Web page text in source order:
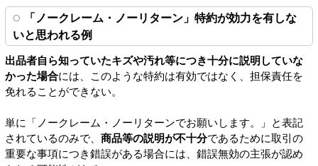
「ノークレーム・ノーリターン」特約が効力を有しな
いと思われる例
出品者自ら知っていたキズや汚れ等につき十分に説明していな
かった場合には、このような特約は有効ではなく、担保責任を
免れることができない。
単に「ノークレーム・ノーリターンでお願いします。」と表記
されているのみで、 商品等の説明が不十分であるために取引の
重要な事項につき錯誤がある場合には、錯誤無効の主張が認め